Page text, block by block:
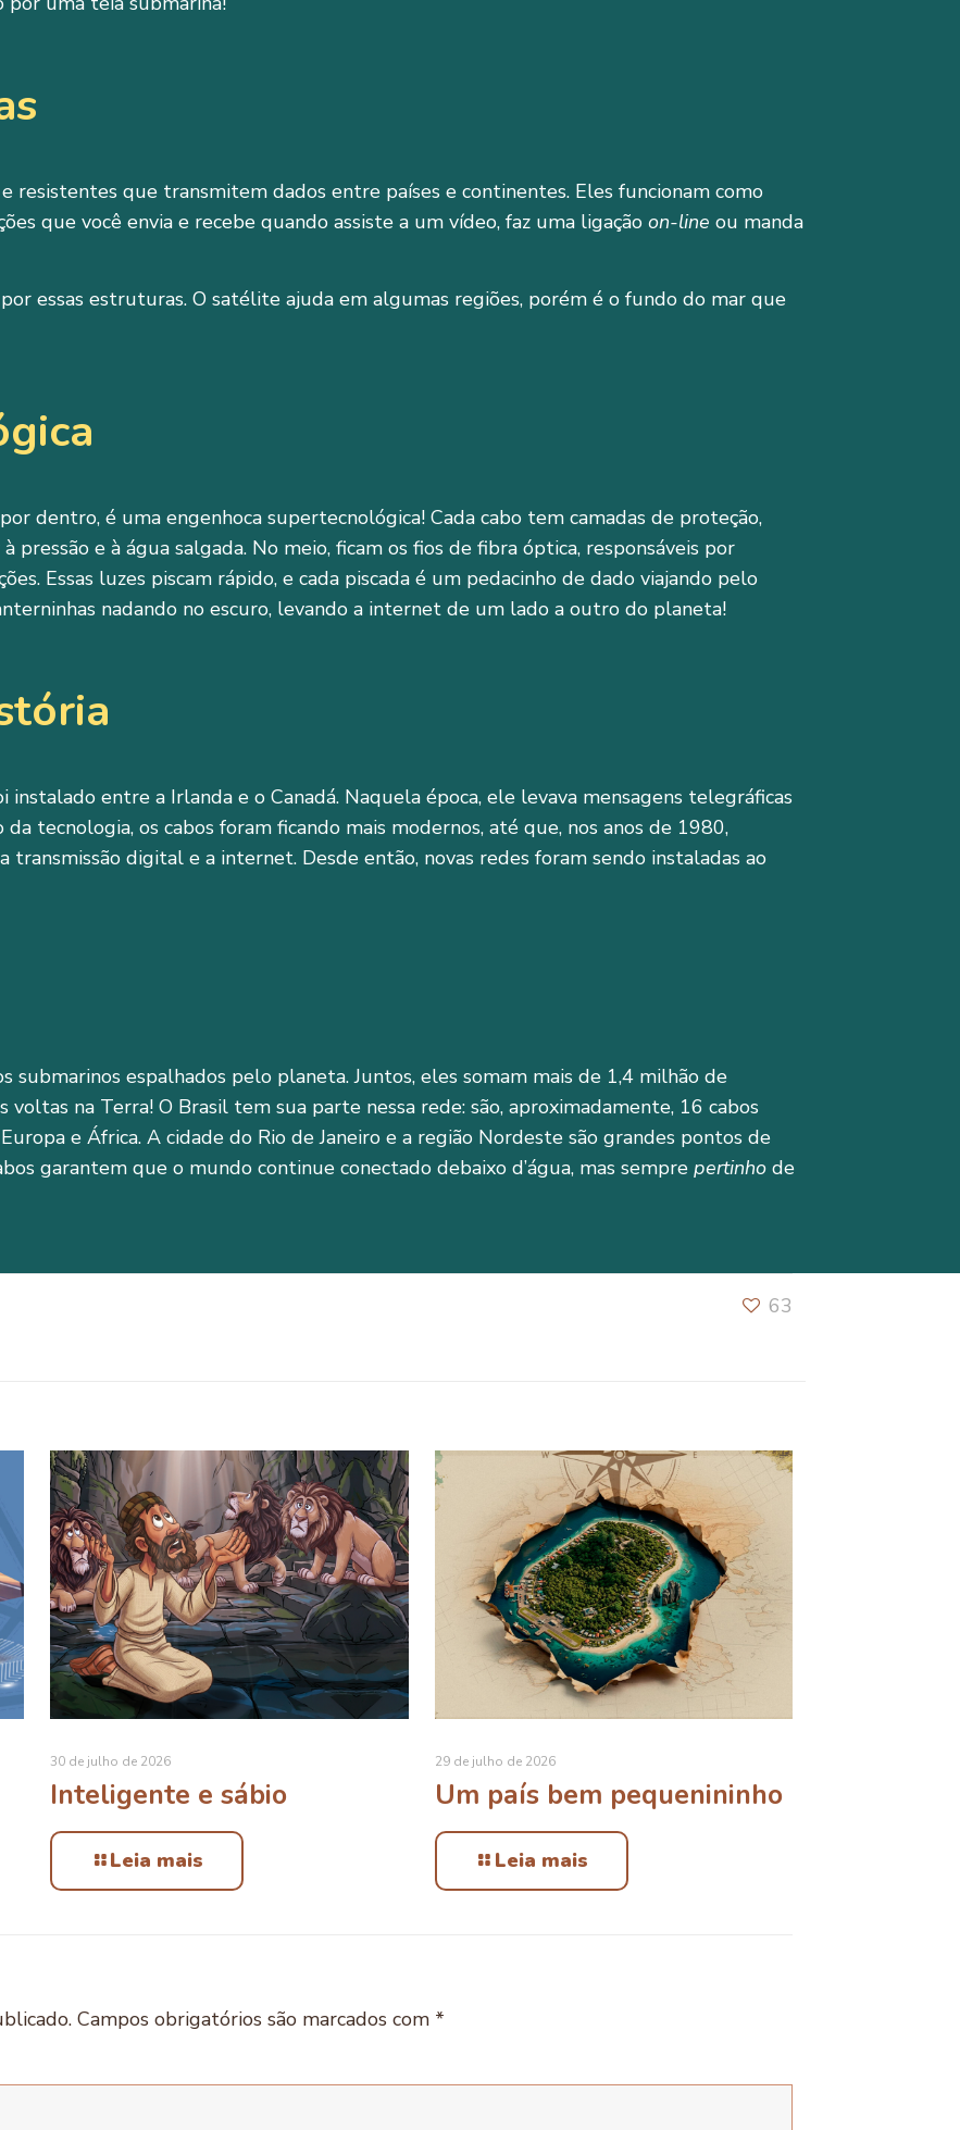
resistentes que transmitem dados entre países e continentes. Eles funcionam como
que você envia e recebe quando assiste a um vídeo, faz uma ligação on-line ou manda
essas estruturas. O satélite ajuda em algumas regiões, porém é o fundo do mar que
dentro, é uma engenhoca supertecnológica! Cada cabo tem camadas de proteção,
pressão e à água salgada. No meio, ficam os fios de fibra óptica, responsáveis por
Essas luzes piscam rápido, e cada piscada é um pedacinho de dado viajando pelo
nadando no escuro, levando a internet de um lado a outro do planeta!
entre a Irlanda e o Canadá. Naquela época, ele levava mensagens telegráficas
da tecnologia, os cabos foram ficando mais modernos, até que, nos anos de 1980,
transmissão digital e a internet. Desde então, novas redes foram sendo instaladas ao
espalhados pelo planeta. Juntos, eles somam mais de 1,4 milhão de
na Terra! O Brasil tem sua parte nessa rede: são, aproximadamente, 16 cabos
e África. A cidade do Rio de Janeiro e a região Nordeste são grandes pontos de
garantem que o mundo continue conectado debaixo d’água, mas sempre pertinho de
63
30 de julho de 2026
Inteligente e sábio
Leia mais
29 de julho de 2026
Um país bem pequenininho
Leia mais
Campos obrigatórios são marcados com *